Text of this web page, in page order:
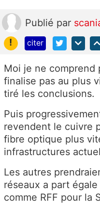
Publié par
!
citer
Moi je ne comprend
finalise pas au plus
tiré les conclusions.
Puis
revendent le cuivre
fibre optique plus
infrastructures
Les autres
réseaux a part
comme RFF pour la